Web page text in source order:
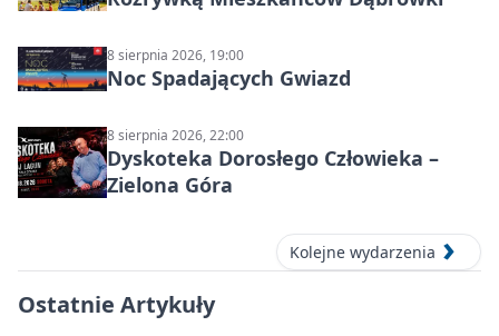
8 sierpnia 2026, 19:00
Noc Spadających Gwiazd
8 sierpnia 2026, 22:00
Dyskoteka Dorosłego Człowieka –
Zielona Góra
Kolejne wydarzenia
Ostatnie Artykuły